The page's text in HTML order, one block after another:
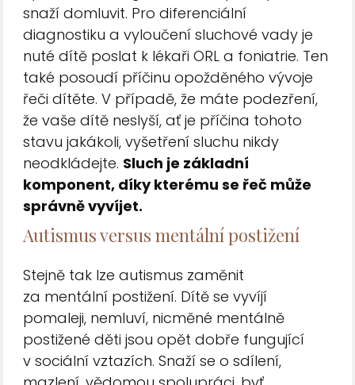
snaží domluvit. Pro diferenciální
diagnostiku a vyloučení sluchové vady je
nuté dítě poslat k lékaři ORL a foniatrie. Ten
také posoudí příčinu opožděného vývoje
řeči dítěte. V případě, že máte podezření,
že vaše dítě neslyší, ať je příčina tohoto
stavu jakákoli, vyšetření sluchu nikdy
neodkládejte. Sluch je základní
komponent, díky kterému se řeč může
správně vyvíjet.
Autismus versus mentální postižení
Stejně tak lze autismus zaměnit
za mentální postižení. Dítě se vyvíjí
pomaleji, nemluví, nicměné mentálně
postižené děti jsou opět dobře fungující
v sociální vztazích. Snaží se o sdílení,